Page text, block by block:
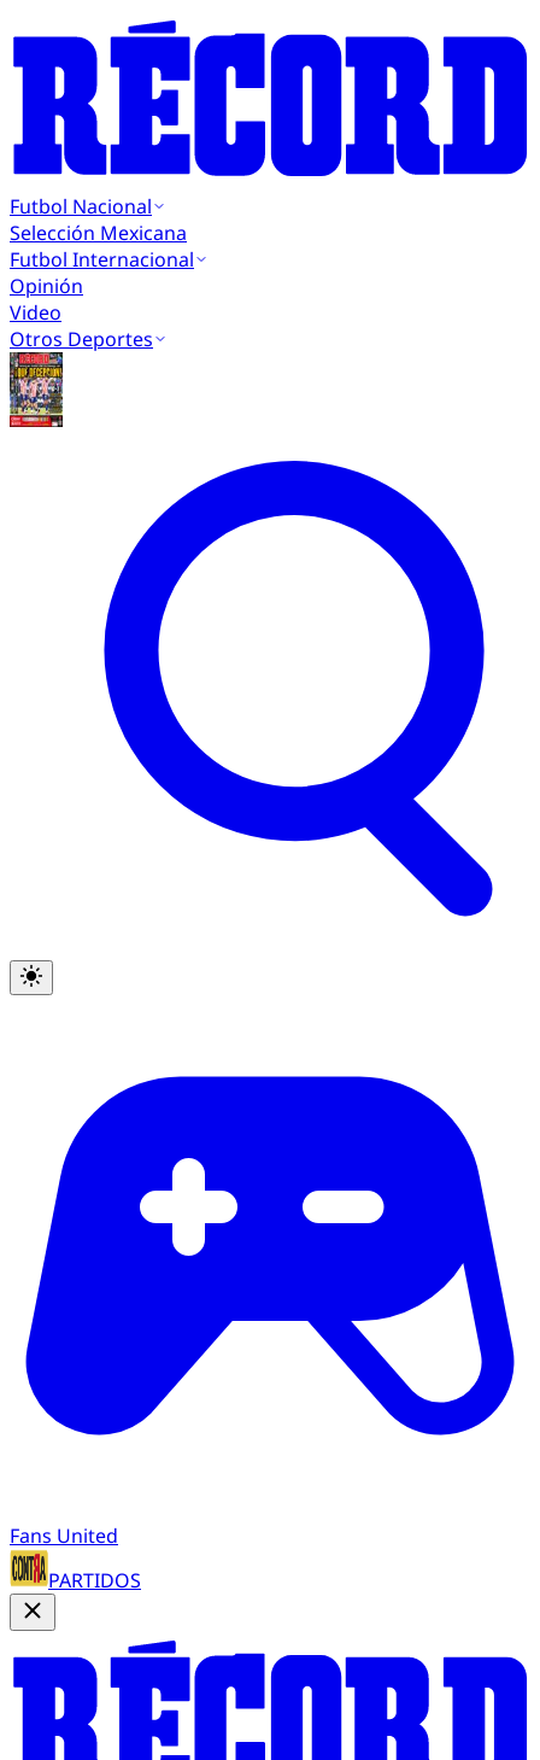
Futbol Nacional
Selección Mexicana
Futbol Internacional
Opinión
Video
Otros Deportes
Fans United
PARTIDOS